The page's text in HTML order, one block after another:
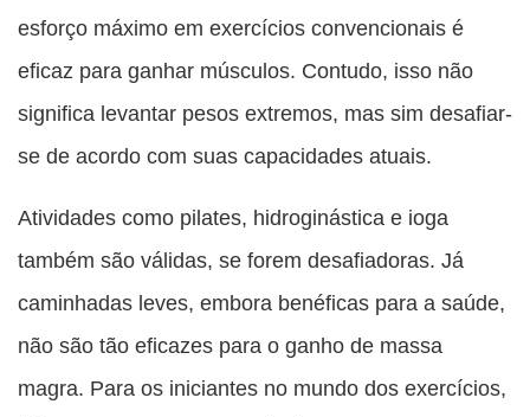
esforço máximo em exercícios convencionais é
eficaz para ganhar músculos. Contudo, isso não
significa levantar pesos extremos, mas sim desafiar-
se de acordo com suas capacidades atuais.
Atividades como pilates, hidroginástica e ioga
também são válidas, se forem desafiadoras. Já
caminhadas leves, embora benéficas para a saúde,
não são tão eficazes para o ganho de massa
magra. Para os iniciantes no mundo dos exercícios,